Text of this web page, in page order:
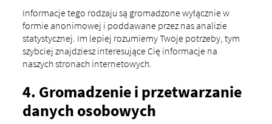
Informacje tego rodzaju są gromadzone wyłącznie w
formie anonimowej i poddawane przez nas analizie
statystycznej. Im lepiej rozumiemy Twoje potrzeby, tym
szybciej znajdziesz interesujące Cię informacje na
naszych stronach internetowych.
4. Gromadzenie i przetwarzanie
danych osobowych